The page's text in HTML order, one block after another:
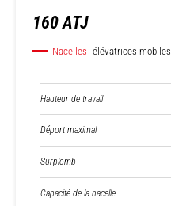
160 ATJ
Nacelles élévatrices mobiles
Hauteur de travail
Déport maximal
Surplomb
Capacité de la nacelle